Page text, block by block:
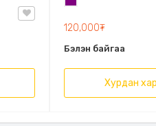
хүчилтөрөгчтэй хамт
шүршсэнээр таны
хурдан нэвтрэх
арьсны гүнд маш
өгөхөөс гадна хүчилтөрөгчийн
дутагдлаас
120,000₮
Бэлэн байгаа
Хурдан